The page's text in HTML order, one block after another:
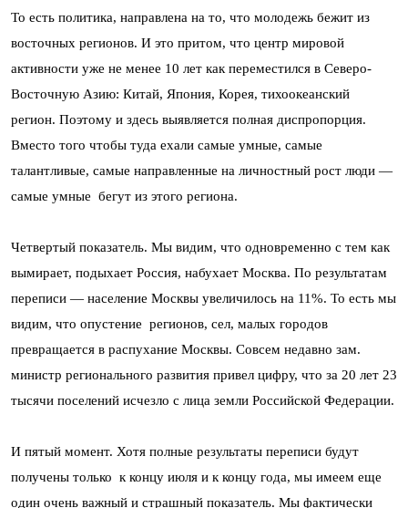
То есть политика, направлена на то, что молодежь бежит из
восточных регионов. И это притом, что центр мировой
активности уже не менее 10 лет как переместился в Северо-
Восточную Азию: Китай, Япония, Корея, тихоокеанский
регион. Поэтому и здесь выявляется полная диспропорция.
Вместо того чтобы туда ехали самые умные, самые
талантливые, самые направленные на личностный рост люди —
самые умные бегут из этого региона.
Четвертый показатель. Мы видим, что одновременно с тем как
вымирает, подыхает Россия, набухает Москва. По результатам
переписи — население Москвы увеличилось на 11%. То есть мы
видим, что опустение регионов, сел, малых городов
превращается в распухание Москвы. Совсем недавно зам.
министр регионального развития привел цифру, что за 20 лет 23
тысячи поселений исчезло с лица земли Российской Федерации.
И пятый момент. Хотя полные результаты переписи будут
получены только к концу июля и к концу года, мы имеем еще
один очень важный и страшный показатель. Мы фактически